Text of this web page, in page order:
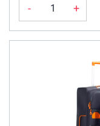
- +